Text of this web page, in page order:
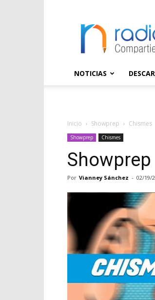
NOTICIAS
Inicio Showprep Chismes
Showprep Chismes
Por Vianney Sánchez - 02/19/